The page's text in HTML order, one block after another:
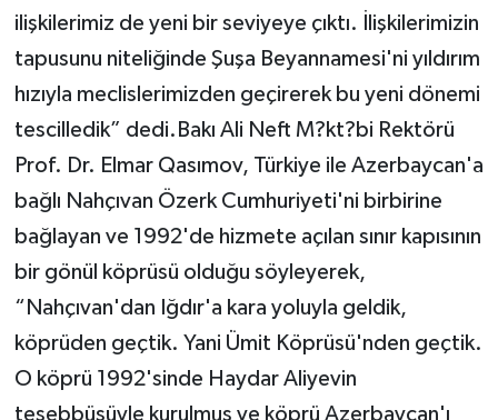
ilişkilerimiz de yeni bir seviyeye çıktı. İlişkilerimizin
tapusunu niteliğinde Şuşa Beyannamesi'ni yıldırım
hızıyla meclislerimizden geçirerek bu yeni dönemi
tescilledik” dedi.Bakı Ali Neft M?kt?bi Rektörü
Prof. Dr. Elmar Qasımov, Türkiye ile Azerbaycan'a
bağlı Nahçıvan Özerk Cumhuriyeti'ni birbirine
bağlayan ve 1992'de hizmete açılan sınır kapısının
bir gönül köprüsü olduğu söyleyerek,
“Nahçıvan'dan Iğdır'a kara yoluyla geldik,
köprüden geçtik. Yani Ümit Köprüsü'nden geçtik.
O köprü 1992'sinde Haydar Aliyevin
teşebbüsüyle kurulmuş ve köprü Azerbaycan'ı